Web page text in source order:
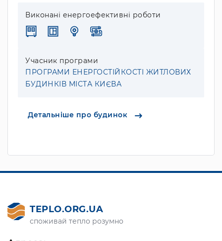
Виконані енергоефективні роботи
Учасник програми
ПРОГРАМИ ЕНЕРГОСТІЙКОСТІ ЖИТЛОВИХ
БУДИНКІВ МІСТА КИЄВА
Детальніше про будинок
TEPLO.ORG.UA
споживай тепло розумно